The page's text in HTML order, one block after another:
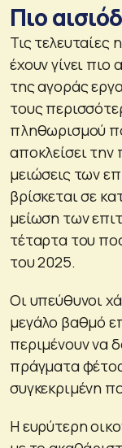
Πιο
Τις τελευταίες
έχουν γίνει
της αγοράς
τους
πληθωρισμού
αποκλείσει
μειώσεις των
βρίσκεται σε
μείωση των
τέταρτα του
του 2025.
Οι υπεύθυνοι
μεγάλο βαθμό
περιμένουν να
πράγματα
συγκεκριμένη
Η ευρύτερη